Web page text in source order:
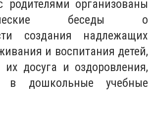
родителями организованы
беседы о
создания надлежащих
и воспитания детей,
их досуга и оздоровления,
в дошкольные учебные